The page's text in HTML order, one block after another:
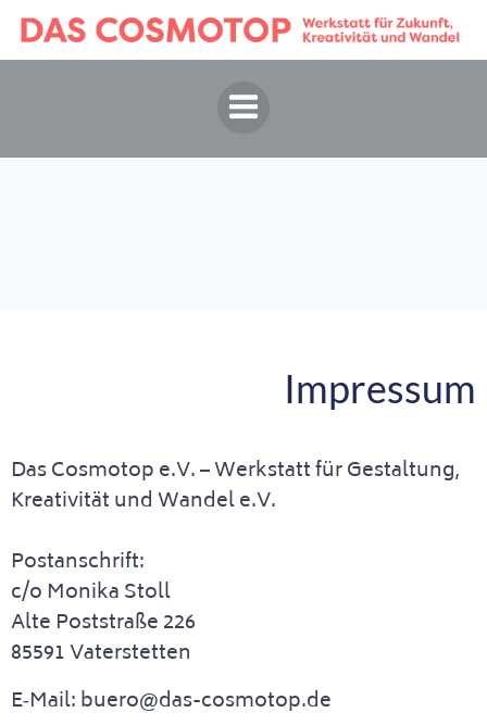
Springe
zum
Inhalt
Impressum
Das Cosmotop e.V. – Werkstatt für Gestaltung,
Kreativität und Wandel e.V.
Postanschrift:
c/o Monika Stoll
Alte Poststraße 226
85591 Vaterstetten
E‑Mail: buero@das-cosmotop.de